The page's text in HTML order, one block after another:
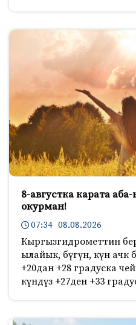
8-августка карата
окурман!
07:34 08.08.2026
Кыргызгидрометтин
ылайык, бүгүн, күн ачк
+20дан +28 градуска
күндүз +27ден +33